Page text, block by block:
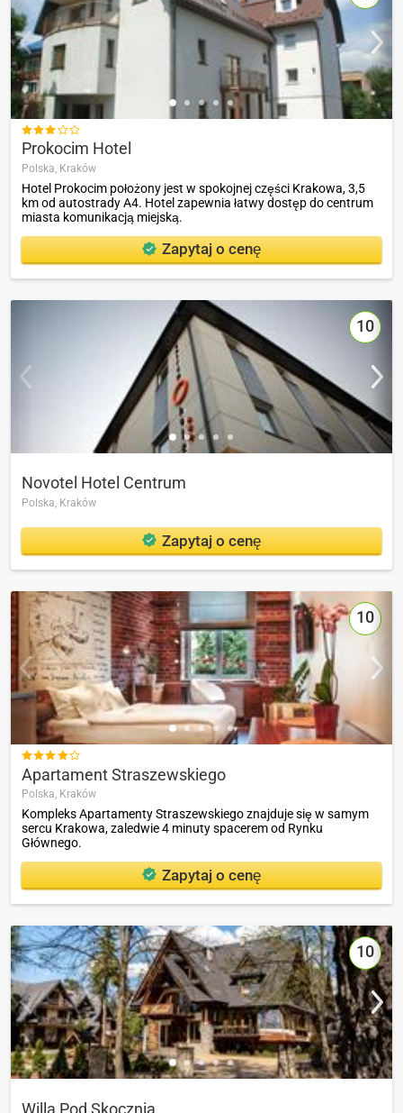

Prokocim Hotel
Polska, Kraków
Hotel Prokocim położony jest w spokojnej części Krakowa, 3,5
km od autostrady A4. Hotel zapewnia łatwy dostęp do centrum
miasta komunikacją miejską.
Zapytaj o cenę
10
Novotel Hotel Centrum
Polska, Kraków
Zapytaj o cenę
10

Apartament Straszewskiego
Polska, Kraków
Kompleks Apartamenty Straszewskiego znajduje się w samym
sercu Krakowa, zaledwie 4 minuty spacerem od Rynku
Głównego.
Zapytaj o cenę
10
Willa Pod Skoczniа